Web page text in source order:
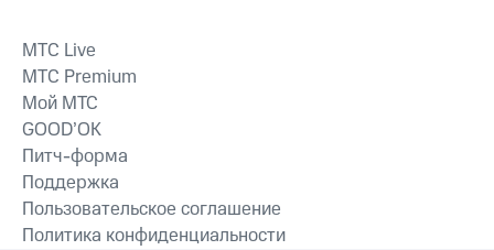
MTС Live
MTС Premium
Мой МТС
GOOD’OK
Питч-форма
Поддержка
Пользовательское соглашение
Политика конфиденциальности